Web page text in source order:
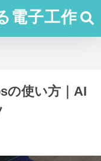
電子工作
の使い方｜AI